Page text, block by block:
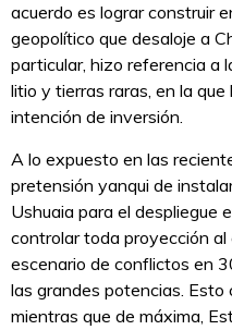
acuerdo es lograr construir
geopolítico que desaloje a
particular, hizo referencia a
litio y tierras raras, en la
intención de inversión.
A lo expuesto en las
pretensión yanqui de
Ushuaia para el despliegue
controlar toda proyección
escenario de conflictos en
las grandes potencias. Esto
mientras que de máxima,